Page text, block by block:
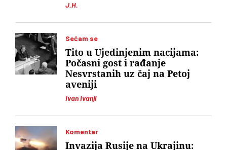
J.H.
Sećam se
Ivan Ivanji
Tito u Ujedinjenim nacijama:
Počasni gost i rađanje
Nesvrstanih uz čaj na Petoj
aveniji
Komentar
Invazija Rusije na Ukrajinu: